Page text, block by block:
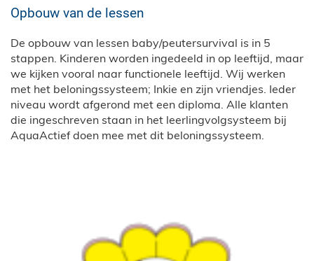
Opbouw van de lessen
De opbouw van lessen baby/peutersurvival is in 5
stappen. Kinderen worden ingedeeld in op leeftijd, maar
we kijken vooral naar functionele leeftijd. Wij werken
met het beloningssysteem; Inkie en zijn vriendjes. Ieder
niveau wordt afgerond met een diploma. Alle klanten
die ingeschreven staan in het leerlingvolgsysteem bij
AquaActief doen mee met dit beloningssysteem.